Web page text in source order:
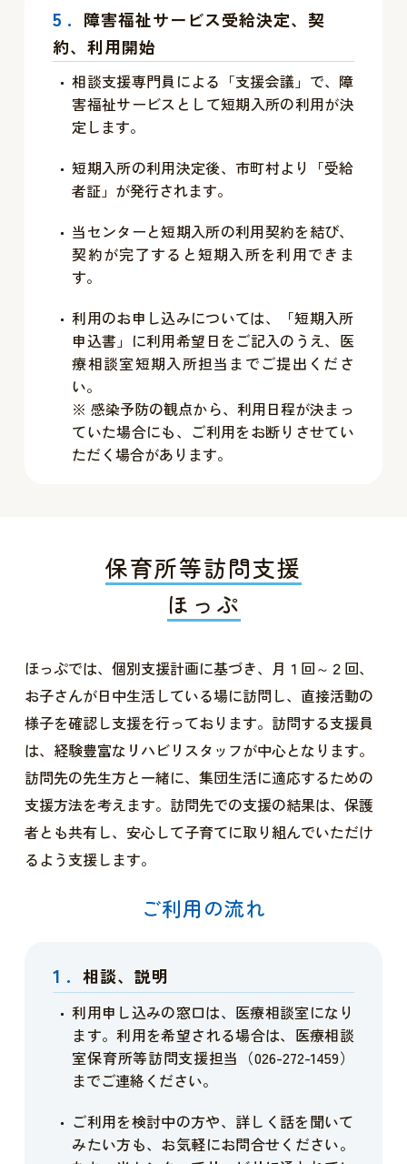
5. 障害福祉サービス受給決定、契
約、利用開始
相談支援専門員による「支援会議」で、障
害福祉サービスとして短期入所の利用が決
定します。
短期入所の利用決定後、市町村より「受給
者証」が発行されます。
当センターと短期入所の利用契約を結び、
契約が完了すると短期入所を利用できま
す。
利用のお申し込みについては、「短期入所
申込書」に利用希望日をご記入のうえ、医
療相談室短期入所担当までご提出くださ
い。
※ 感染予防の観点から、利用日程が決まっ
ていた場合にも、ご利用をお断りさせてい
ただく場合があります。
保育所等訪問支援
ほっぷ
ほっぷでは、個別支援計画に基づき、月１回～２回、
お子さんが日中生活している場に訪問し、直接活動の
様子を確認し支援を行っております。訪問する支援員
は、経験豊富なリハビリスタッフが中心となります。
訪問先の先生方と一緒に、集団生活に適応するための
支援方法を考えます。訪問先での支援の結果は、保護
者とも共有し、安心して子育てに取り組んでいただけ
るよう支援します。
ご利用の流れ
1. 相談、説明
利用申し込みの窓口は、医療相談室になり
ます。利用を希望される場合は、医療相談
室保育所等訪問支援担当（026-272-1459）
までご連絡ください。
ご利用を検討中の方や、詳しく話を聞いて
みたい方も、お気軽にお問合せください。